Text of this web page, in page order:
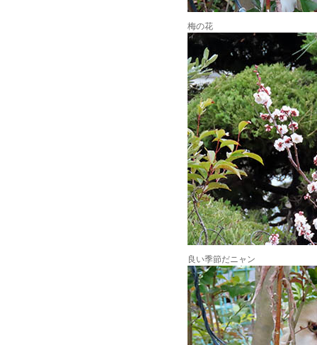
梅の花
良い季節だニャン